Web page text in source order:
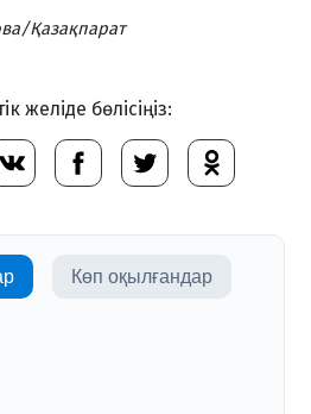
желіде бөлісіңіз:
Қазақпарат
Көп оқылғандар